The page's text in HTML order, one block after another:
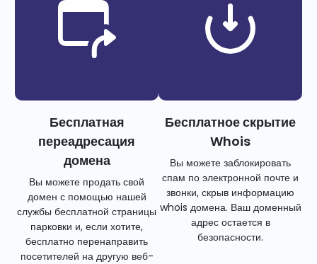
Бесплатная
переадресация
домена
Вы можете продать свой
домен с помощью нашей
службы бесплатной страницы
парковки и, если хотите,
бесплатно перенаправить
посетителей на другую веб-
Бесплатное скрытие
Whois
Вы можете заблокировать
спам по электронной почте и
звонки, скрыв информацию
whois домена. Ваш доменный
адрес остается в
безопасности.